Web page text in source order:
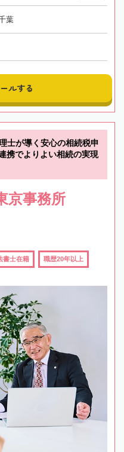
葉
ルする
士が導く安心の相続税申
携でよりよい相続の実現
京事務所
書士在籍 職歴20年以上